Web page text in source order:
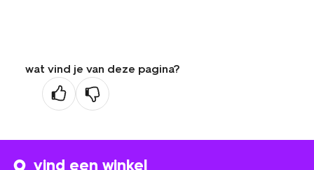
wat vind je van deze pagina?
vind een winkel